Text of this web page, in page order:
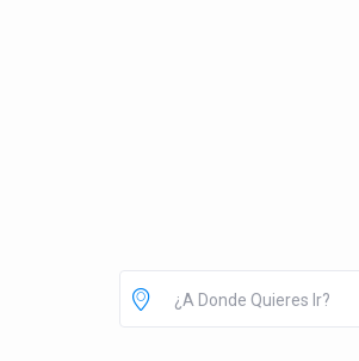
¿A Donde Quieres Ir?